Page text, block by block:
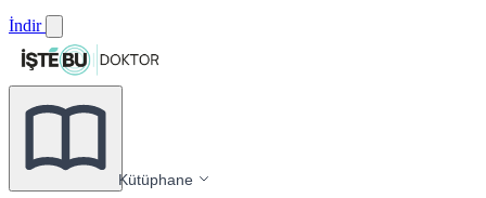
İndir
Kütüphane